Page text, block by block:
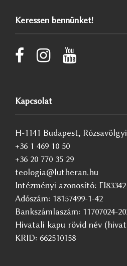
Keressen bennünket!
Kapcsolat
H-1141 Budapest,
+36 1 469 10 50
+36 20 770 35 29
teologia@lutheran.hu
Intézményi azonosító: FI83342
Adószám: 18157499-1-42
Bankszámlaszám: 11707024-
Hivatali kapu rövid név
KRID: 662510158